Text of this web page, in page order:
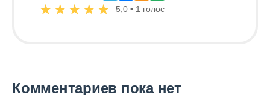
★ ★ ★ ★ ★ 5,0 • 1 голос
Комментариев пока нет